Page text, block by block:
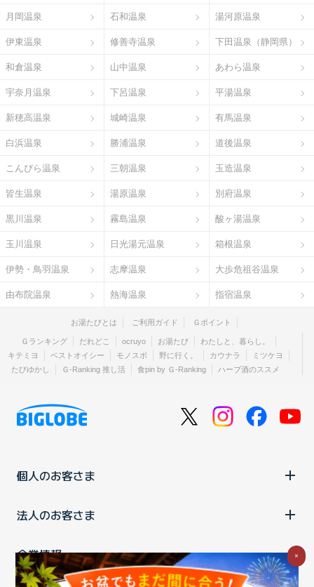
月岡温泉 石和温泉 湯河原温泉
伊東温泉 修善寺温泉 下田温泉（静岡県）
和倉温泉 山中温泉 あわら温泉
宇奈月温泉 下呂温泉 平湯温泉
新穂高温泉 城崎温泉 有馬温泉
白浜温泉 勝浦温泉 道後温泉
こんぴら温泉 三朝温泉 玉造温泉
皆生温泉 湯原温泉 別府温泉
黒川温泉 霧島温泉 酸ヶ湯温泉
玉川温泉 日光湯元温泉 箱根温泉
伊勢・鳥羽温泉 志摩温泉 大歩危祖谷温泉
由布院温泉 熱海温泉 指宿温泉
お湯たびとは ご利用ガイド Ｇポイント
Ｇランキング だれどこ ocruyo お湯たび
わたしと、暮らし。
キテミヨ
ベストオイシー モノスポ 野に行く。 カウナラ
ミツケヨ
たびゆかし
Ｇ-Ranking 推し活 食pin by Ｇ-Ranking ハーブ酒のススメ
個人のお客さま
法人のお客さま
企業情報 ×